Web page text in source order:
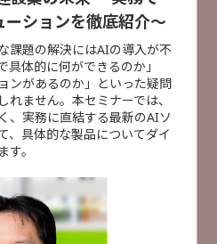
株式会社
データ活用
業務DX
ンフラ整備
事例紹介
ションを徹底紹介～
課題の解決にはAIの導入が不
体的に何ができるのか」
ンがあるのか」といった疑問
ません。本セミナーでは、
、実務に直結する最新のAIソ
、具体的な製品についてダイ
。